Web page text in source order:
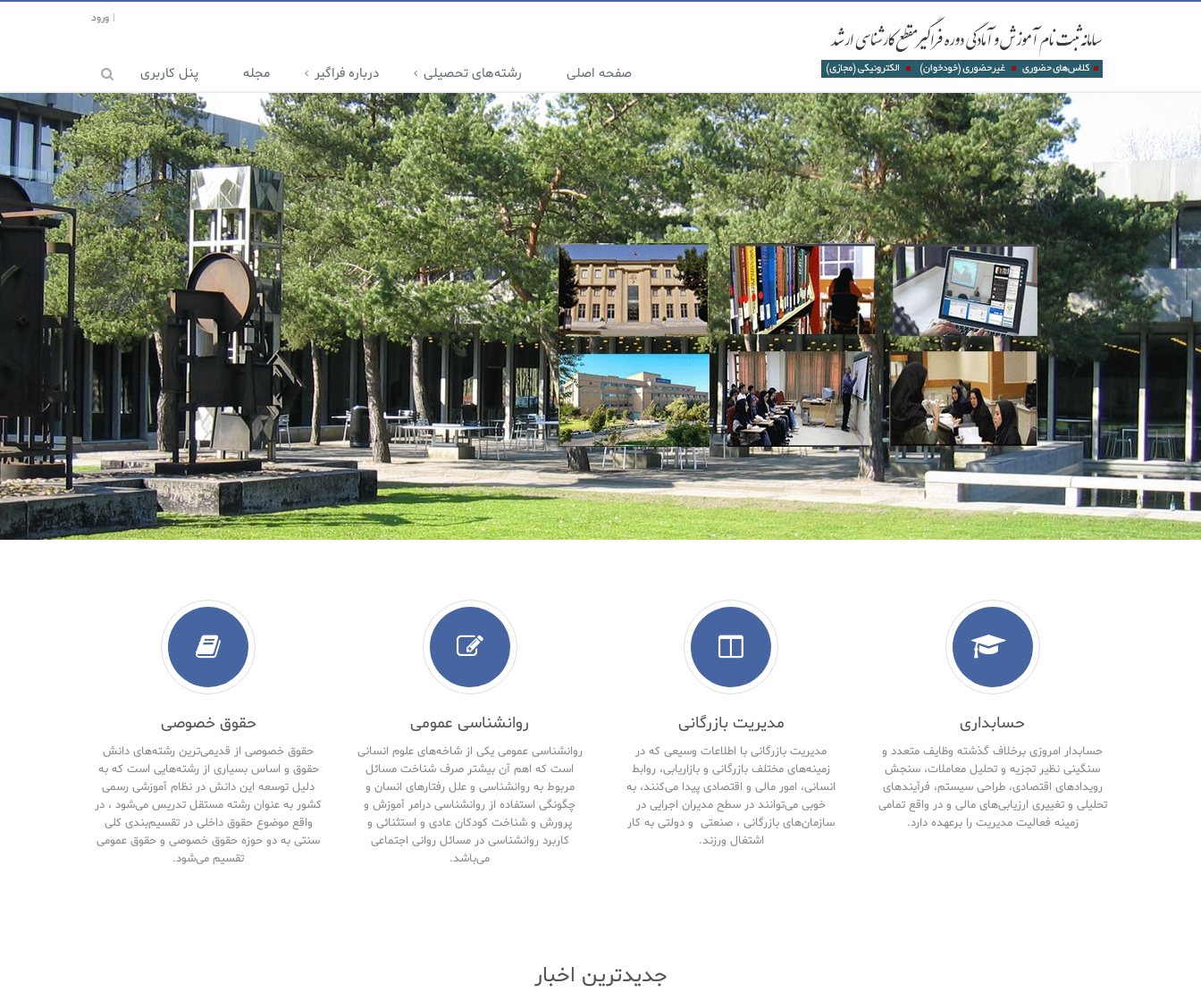
ورود
صفحه اصلی رشته‌های تحصیلی درباره فراگیر مجله پنل کاربری
حسابداری
حسابدار امروزی برخلاف گذشته وظایف متعدد و
سنگینی نظیر تجزیه و تحلیل معاملات، سنجش
رویدادهای اقتصادی، طراحی سیستم، فرآیندهای
تحلیلی و تغییری ارزیابی‌های مالی و در واقع تمامی
زمینه فعالیت مدیریت را برعهده دارد.
مدیریت بازرگانی
مدیریت بازرگانی با اطلاعات وسیعی که در
زمینه‌های مختلف بازرگانی و بازاریابی، روابط
انسانی، امور مالی و اقتصادی پیدا می‌کنند، به
خوبی می‌توانند در سطح مدیران اجرایی در
سازمان‌های بازرگانی ، صنعتی و دولتی به کار
اشتغال ورزند.
روانشناسی عمومی
روانشناسی عمومی یکی از شاخه‌های علوم انسانی
است که اهم آن بیشتر صرف شناخت مسائل
مربوط به روانشناسی و علل رفتارهای انسان و
چگونگی استفاده از روانشناسی درامر آموزش و
پرورش و شناخت کودکان عادی و استثنائی و
کاربرد روانشناسی در مسائل روانی اجتماعی
می‌باشد.
حقوق خصوصی
حقوق خصوصی از قدیمی‌ترین رشته‌های دانش
حقوق و اساس بسیاری از رشته‌هایی است که به
دلیل توسعه این دانش در نظام آموزشی رسمی
کشور به عنوان رشته مستقل تدریس می‌شود ، در
واقع موضوع حقوق داخلی در تقسیم‌بندی کلی
سنتی به دو حوزه حقوق خصوصی و حقوق‌ عمومی
تقسیم می‌شود.
جدیدترین اخبار